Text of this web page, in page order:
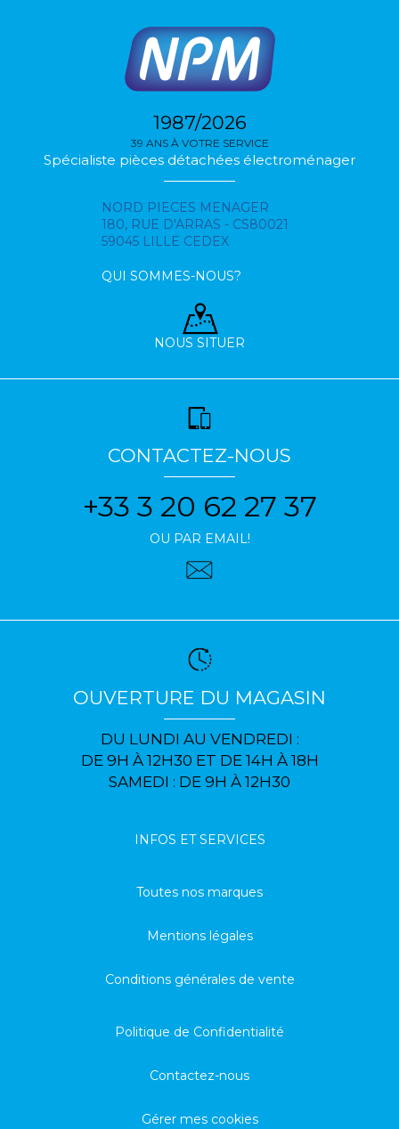
1987/2026
39 ANS À VOTRE SERVICE
Spécialiste pièces détachées électroménager
NORD PIECES MENAGER
180, RUE D'ARRAS - CS80021
59045 LILLE CEDEX
QUI SOMMES-NOUS?
NOUS SITUER
CONTACTEZ-NOUS
+33 3 20 62 27 37
OU PAR EMAIL!
OUVERTURE DU MAGASIN
DU LUNDI AU VENDREDI :
DE 9H À 12H30 ET DE 14H À 18H
SAMEDI : DE 9H À 12H30
INFOS ET SERVICES
Toutes nos marques
Mentions légales
Conditions générales de vente
Politique de Confidentialité
Contactez-nous
Gérer mes cookies